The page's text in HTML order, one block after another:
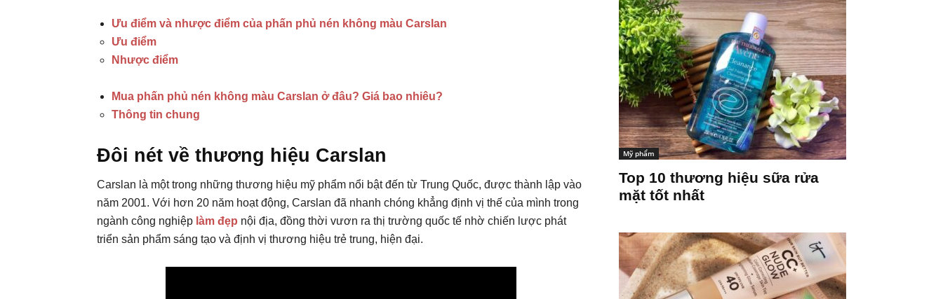
Ưu điểm và nhược điểm của phấn phủ nén không màu Carslan
Ưu điểm
Nhược điểm
Mua phấn phủ nén không màu Carslan ở đâu? Giá bao nhiêu?
Thông tin chung
Đôi nét về thương hiệu Carslan
Carslan là một trong những thương hiệu mỹ phẩm nổi bật đến từ Trung Quốc, được thành lập vào
năm 2001. Với hơn 20 năm hoạt động, Carslan đã nhanh chóng khẳng định vị thế của mình trong
ngành công nghiệp làm đẹp nội địa, đồng thời vươn ra thị trường quốc tế nhờ chiến lược phát
triển sản phẩm sáng tạo và định vị thương hiệu trẻ trung, hiện đại.
Mỹ phẩm
Top 10 thương hiệu sữa rửa
mặt tốt nhất